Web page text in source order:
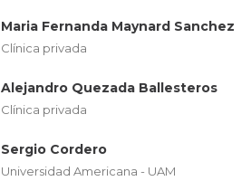
Maria Fernanda Maynard Sanchez
Clínica privada
Alejandro Quezada Ballesteros
Clínica privada
Sergio Cordero
Universidad Americana - UAM